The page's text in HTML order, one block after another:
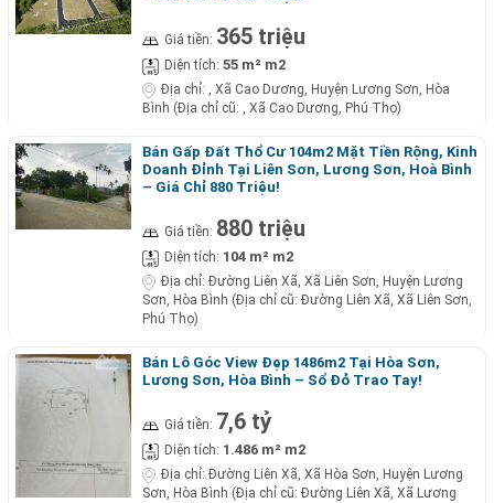
Giá tiền: 365 triệu
Diện tích: 55 m² m2
Địa chỉ: , Xã Cao Dương, Huyện Lương Sơn, Hòa
Bình (Địa chỉ cũ: , Xã Cao Dương, Phú Thọ)
Bán Gấp Đất Thổ Cư 104m2 Mặt Tiền Rộng, Kinh
Doanh Đỉnh Tại Liên Sơn, Lương Sơn, Hoà Bình
– Giá Chỉ 880 Triệu!
Giá tiền: 880 triệu
Diện tích: 104 m² m2
Địa chỉ: Đường Liên Xã, Xã Liên Sơn, Huyện Lương
Sơn, Hòa Bình (Địa chỉ cũ: Đường Liên Xã, Xã Liên Sơn,
Phú Thọ)
Bán Lô Góc View Đẹp 1486m2 Tại Hòa Sơn,
Lương Sơn, Hòa Bình – Sổ Đỏ Trao Tay!
Giá tiền: 7,6 tỷ
Diện tích: 1.486 m² m2
Địa chỉ: Đường Liên Xã, Xã Hòa Sơn, Huyện Lương
Sơn, Hòa Bình (Địa chỉ cũ: Đường Liên Xã, Xã Lương